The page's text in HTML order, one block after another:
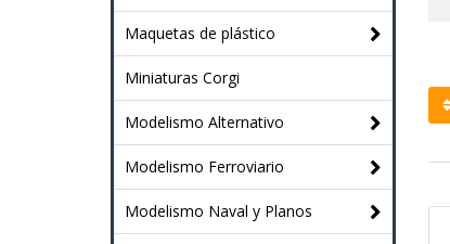
Maquetas de plástico
Miniaturas Corgi
Modelismo Alternativo
Modelismo Ferroviario
Modelismo Naval y Planos